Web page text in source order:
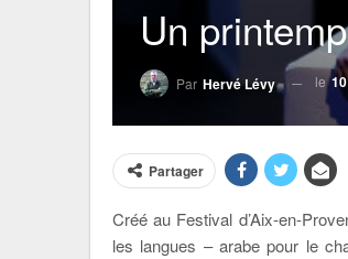
Un
Par Hervé Lévy le
Partager
Créé au Festival d’Aix-en-
les langues – arabe pour le